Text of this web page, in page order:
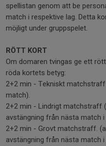
spellistan genom att be
match i respektive lag. Detta
möjligt under gruppspelet.
RÖTT KORT
Om domaren tvingas ge ett
röda kortets betyg:
2+2 min - Tekniskt
match).
2+2 min - Lindrigt matchstraff
avstängning från nästa match
2+2 min - Grovt matchstraff.
avstängning från nästa match